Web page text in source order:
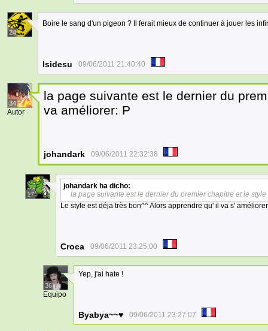
24
Boire le sang d'un pigeon ? Il ferait mieux de continuer à jouer les
Isidesu 09/06/2011 21:40:40
34
Autor
la page suivante est le dernier du
va améliorer: P
johandark 09/06/2011 22:32:38
17
johandark ha dicho:
la page suivante est le dernier du premier chapitre et le
Le style est déja très bon^^ Alors apprendre qu' il va s'
Croca 09/06/2011 23:25:00
36
Equipo
Yep, j'ai hate !
Byabya~~♥ 09/06/2011 23:27:07